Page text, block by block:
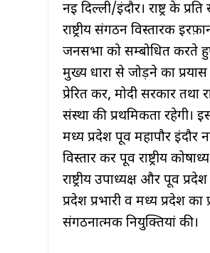
नई दिल्ली/इंदौर। राष्ट्र के
राष्ट्रीय संगठन विस्तारक
जनसभा को सम्बोधित करते
मुख्य धारा से जोड़ने का
प्रेरित कर, मोदी सरकार
संस्था की प्रथमिकता
मध्य प्रदेश पूर्व महापौर
विस्तार कर पूर्व राष्ट्रीय
राष्ट्रीय उपाध्यक्ष और पूर्व
प्रदेश प्रभारी व मध्य प्रदेश
संगठनात्मक नियुक्तियां की।